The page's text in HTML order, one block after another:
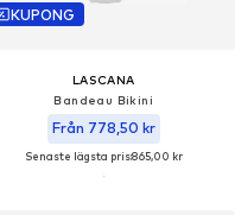
KUPONG
LASCANA
Bandeau Bikini
Från 778,50 kr
Senaste lägsta pris:865,00 kr